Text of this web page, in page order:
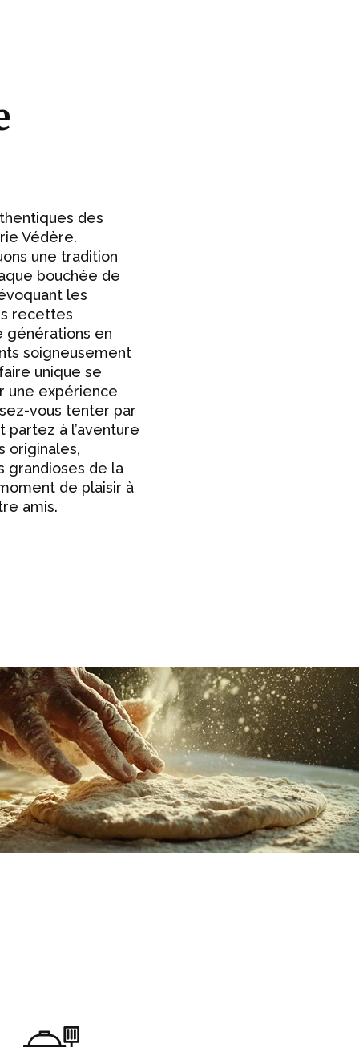
des
Védère.
une tradition
bouchée de
les
recettes
générations en
soigneusement
unique se
une expérience
vous tenter par
à l’aventure
originales,
grandioses de la
de plaisir à
amis.